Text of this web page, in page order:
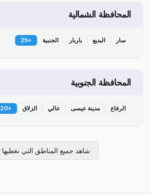
المحافظة الشمالية
سار البديع باربار الجنبية +
25
المحافظة الجنوبية
الرفاع مدينة عيسى عالي الزلاق +
20
شاهد جميع المناطق التي نغطيها